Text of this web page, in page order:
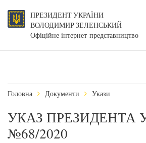
ПРЕЗИДЕНТ УКРАЇНИ
ВОЛОДИМИР ЗЕЛЕНСЬКИЙ
Офіційне інтернет-представництво
Головна Документи Укази
УКАЗ ПРЕЗИДЕНТА
№68/2020